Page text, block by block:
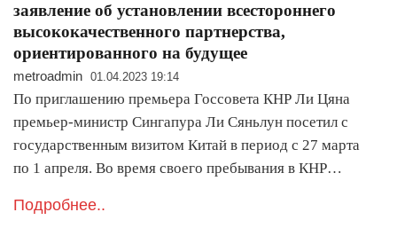
заявление об установлении всестороннего
высококачественного партнерства,
ориентированного на будущее
metroadmin 01.04.2023 19:14
По приглашению премьера Госсовета КНР Ли Цяна
премьер-министр Сингапура Ли Сяньлун посетил с
государственным визитом Китай в период с 27 марта
по 1 апреля. Во время своего пребывания в КНР…
Подробнее..